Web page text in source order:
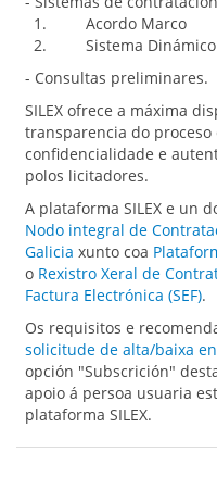
1. Acordo Marco
2. Sistema Dinámico
- Consultas preliminares.
SILEX ofrece a máxima
transparencia do
confidencialidade e
polos licitadores.
A plataforma SILEX e un
Nodo integral de
Galicia xunto coa
o Rexistro Xeral de
Factura Electrónica (SEF).
Os requisitos e
solicitude de alta/baixa
opción "Subscrición"
apoio á persoa usuaria
plataforma SILEX.